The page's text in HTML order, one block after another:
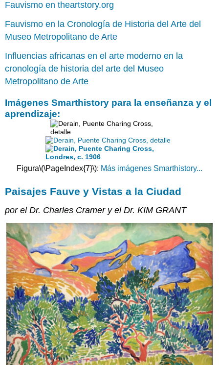
Fauvismo en theartstory.org
Fauvismo en la Cronología de Historia del Arte del
Museo Metropolitano de Arte
Influencias africanas en el arte moderno en la
cronología de historia del arte del Museo
Metropolitano de Arte
Imágenes Smarthistory para la enseñanza y el
aprendizaje:
Figura\(\PageIndex{7}\): Más imágenes Smarthistory...
Paisajes Fauve y Vistas a la Ciudad
por el Dr. Charles Cramer y el Dr. KIM GRANT